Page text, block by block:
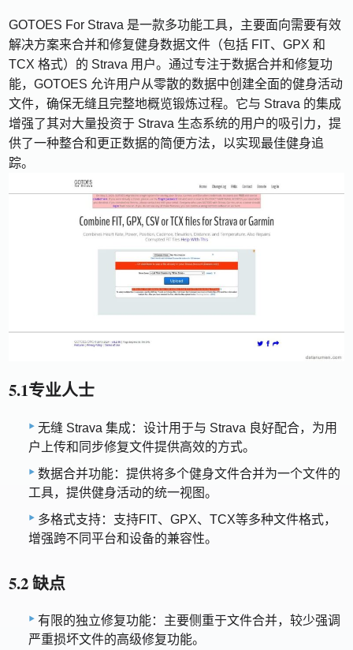
GOTOES For Strava 是一款多功能工具，主要面向需要有效
解决方案来合并和修复健身数据文件（包括 FIT、GPX 和
TCX 格式）的 Strava 用户。通过专注于数据合并和修复功
能，GOTOES 允许用户从零散的数据中创建全面的健身活动
文件，确保无缝且完整地概览锻炼过程。它与 Strava 的集成
增强了其对大量投资于 Strava 生态系统的用户的吸引力，提
供了一种整合和更正数据的简便方法，以实现最佳健身追
踪。
5.1专业人士
无缝 Strava 集成：设计用于与 Strava 良好配合，为用
户上传和同步修复文件提供高效的方式。
数据合并功能：提供将多个健身文件合并为一个文件的
工具，提供健身活动的统一视图。
多格式支持：支持FIT、GPX、TCX等多种文件格式，
增强跨不同平台和设备的兼容性。
5.2 缺点
有限的独立修复功能：主要侧重于文件合并，较少强调
严重损坏文件的高级修复功能。